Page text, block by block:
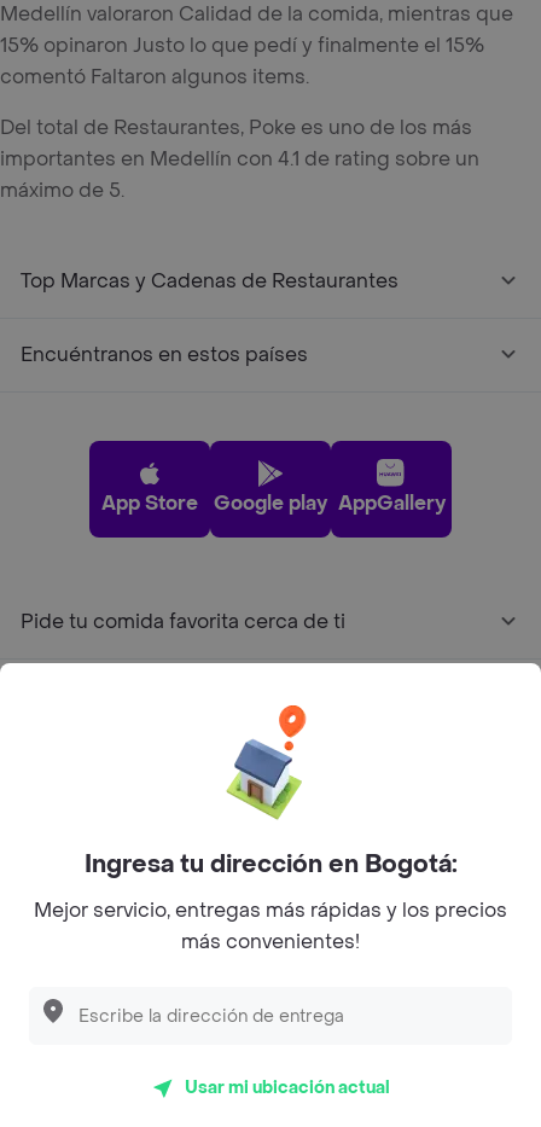
Medellín valoraron Calidad de la comida, mientras que
15% opinaron Justo lo que pedí y finalmente el 15%
comentó Faltaron algunos items.
Del total de Restaurantes, Poke es uno de los más
importantes en Medellín con 4.1 de rating sobre un
máximo de 5.
Top Marcas y Cadenas de Restaurantes
Encuéntranos en estos países
App Store Google play AppGallery
Pide tu comida favorita cerca de ti
Facebook
Twitter
Instagram
Rappi S.A.S. --- NIT 900.843.898-9 --- Calle 63 # 16A-02
Ingresa tu dirección en Bogotá:
Mejor servicio, entregas más rápidas y los precios
más convenientes!
Usar mi ubicación actual